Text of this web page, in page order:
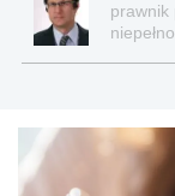
prawnik